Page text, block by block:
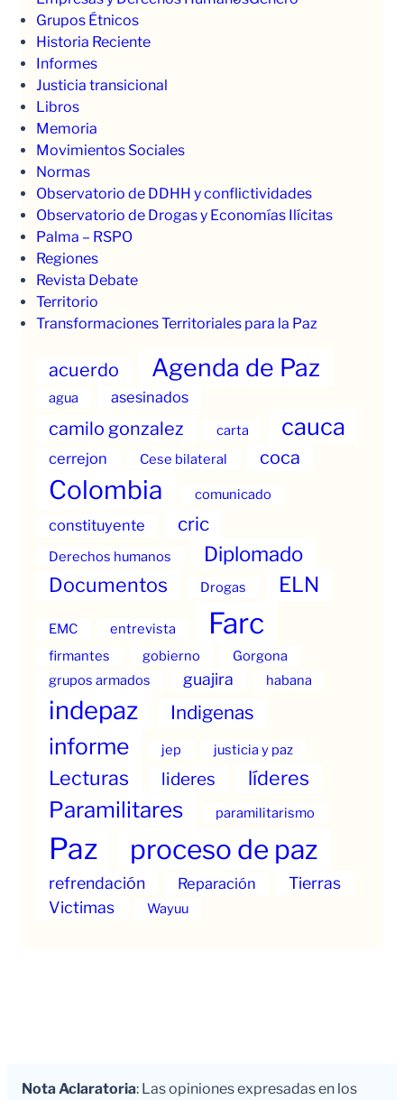
Grupos Étnicos
Historia Reciente
Informes
Justicia transicional
Libros
Memoria
Movimientos Sociales
Normas
Observatorio de DDHH y conflictividades
Observatorio de Drogas y Economías Ilícitas
Palma – RSPO
Regiones
Revista Debate
Territorio
Transformaciones Territoriales para la Paz
acuerdo Agenda de Paz
agua asesinados
camilo gonzalez carta cauca
cerrejon Cese bilateral coca
Colombia comunicado
constituyente cric
Derechos humanos Diplomado
Documentos Drogas ELN
EMC entrevista Farc
firmantes gobierno
Gorgona
grupos armados
guajira habana
indepaz Indigenas
informe jep justicia y paz
Lecturas lideres líderes
Paramilitares paramilitarismo
Paz proceso de paz
refrendación Reparación
Tierras
Victimas
Wayuu
Nota Aclaratoria: Las opiniones expresadas en los